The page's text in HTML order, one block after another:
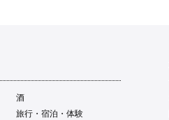
酒
旅行・宿泊・体験